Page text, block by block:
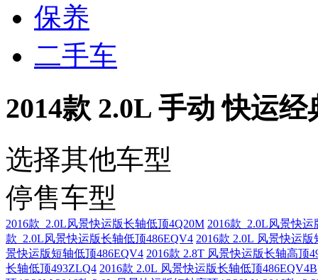
保养
二手车
2014款 2.0L 手动 快运
选择其他车型
停售车型
2016款 2.0L风景快运版长轴低顶4Q20M 2016款 2.0L风景快运
款 2.0L风景快运版长轴低顶486EQV4 2016款 2.0L 风景快运
景快运版短轴低顶486EQV4 2016款 2.8T 风景快运版长轴高顶
长轴低顶493ZLQ4 2016款 2.0L 风景快运版长轴低顶486EQV4B